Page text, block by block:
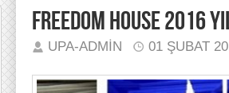
FREEDOM HOUSE 2016
UPA-ADMIN 01 ŞUBAT